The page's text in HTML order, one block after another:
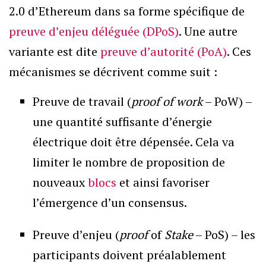
2.0 d’Ethereum dans sa forme spécifique de
preuve d’enjeu déléguée (DPoS). Une autre
variante est dite preuve d’autorité (PoA). Ces
mécanismes se décrivent comme suit :
Preuve de travail (proof of work– PoW) –
une quantité suffisante d’énergie
électrique doit être dépensée. Cela va
limiter le nombre de proposition de
nouveauxblocs et ainsi favoriser
l’émergence d’un consensus.
Preuve d’enjeu (proofofStake– PoS) – les
participants doivent préalablement